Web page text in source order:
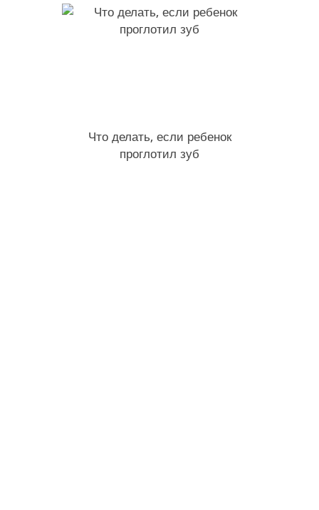
Что делать, если ребенок
проглотил зуб